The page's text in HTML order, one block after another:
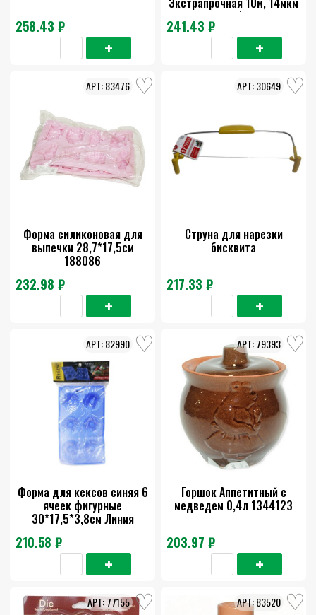
258.43 ₽
ролик д/гриля
241.43 ₽
Форма силиконовая для
выпечки 28,7*17,5см
188086
232.98 ₽
83476
Струна для нарезки
бисквита
217.33 ₽
30649
Форма для кексов синяя 6
ячеек фигурные
30*17,5*3,8см Линия
210.58 ₽
82990
Горшок Аппетитный с
медведем 0,4л 1344123
203.97 ₽
79393
77155 83520